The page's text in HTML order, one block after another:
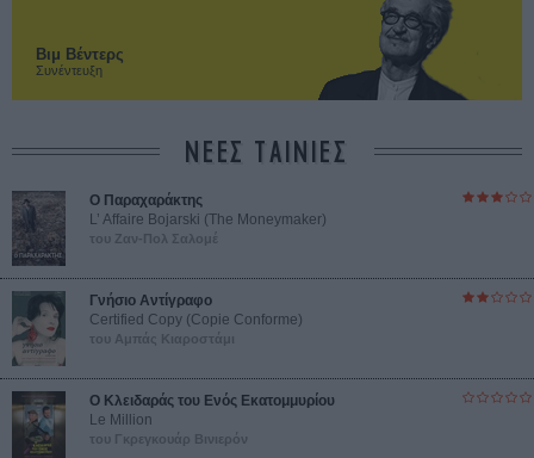
Βιμ Βέντερς
Συνέντευξη
ΝΕΕΣ ΤΑΙΝΙΕΣ
Ο Παραχαράκτης
L’ Affaire Bojarski (The Moneymaker)
του Ζαν-Πολ Σαλομέ
Γνήσιο Αντίγραφο
Certified Copy (Copie Conforme)
του Αμπάς Κιαροστάμι
Ο Κλειδαράς του Ενός Εκατομμυρίου
Le Million
του Γκρεγκουάρ Βινιερόν